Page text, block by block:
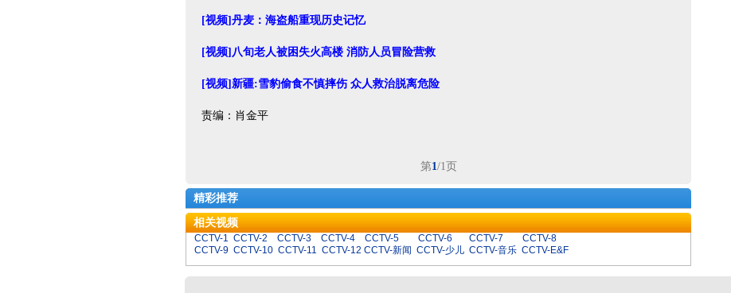
[视频]丹麦：海盗船重现历史记忆
[视频]八旬老人被困失火高楼 消防人员冒险营救
[视频]新疆:雪豹偷食不慎摔伤 众人救治脱离危险
责编：肖金平
第1/1页
精彩推荐
相关视频
CCTV-1 CCTV-2 CCTV-3 CCTV-4 CCTV-5 CCTV-6 CCTV-7
CCTV-8
CCTV-9 CCTV-10 CCTV-11 CCTV-12 CCTV-新闻 CCTV-少儿 CCTV-音乐 CCTV-E&F